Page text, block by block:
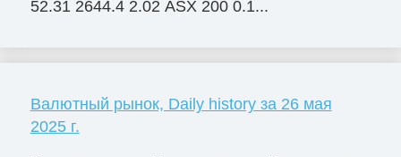
52.31 2644.4 2.02 ASX 200 0.1...
Валютный рынок, Daily history за 26 мая
2025 г.